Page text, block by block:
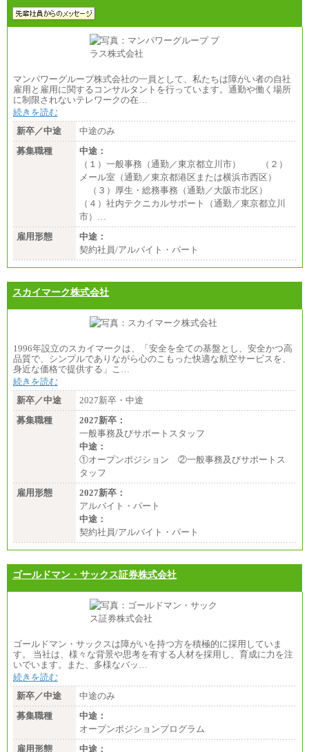
マンパワーグループ株式会社の一員として、私たちは障がい者の自社
雇用と雇用に関するコンサルタントを行っています。通勤や働く場所
に制限されないテレワークの在…
続きを読む
新卒／中途
中途のみ
募集職種
中途：
（１）一般事務（通勤／東京都立川市） （２）
メール室（通勤／東京都港区または横浜市西区）
（３）厚生・総務事務（通勤／大阪市北区）
（４）社内テクニカルサポート（通勤／東京都立川
市）…
雇用形態
中途：
契約社員/アルバイト・パート
スカイマーク株式会社
1996年設立のスカイマークは、「安全を全ての基盤とし、安全かつ高
品質で、シンプルでありながら心のこもった快適な航空サービスを、
身近な価格で提供する」こ…
続きを読む
新卒／中途
2027新卒・中途
募集職種
2027新卒：
一般事務及びサポートスタッフ
中途：
①オープンポジション ②一般事務及びサポートス
タッフ
雇用形態
2027新卒：
アルバイト・パート
中途：
契約社員/アルバイト・パート
ゴールドマン・サックス証券株式会社
ゴールドマン・サックスは障がいを持つ方を積極的に採用していま
す。 当社は、様々な背景や思考を有する人材を採用し、育成に力を注
いでいます。また、多様なバッ…
続きを読む
新卒／中途
中途のみ
募集職種
中途：
オープンポジションプログラム
雇用形態
中途：